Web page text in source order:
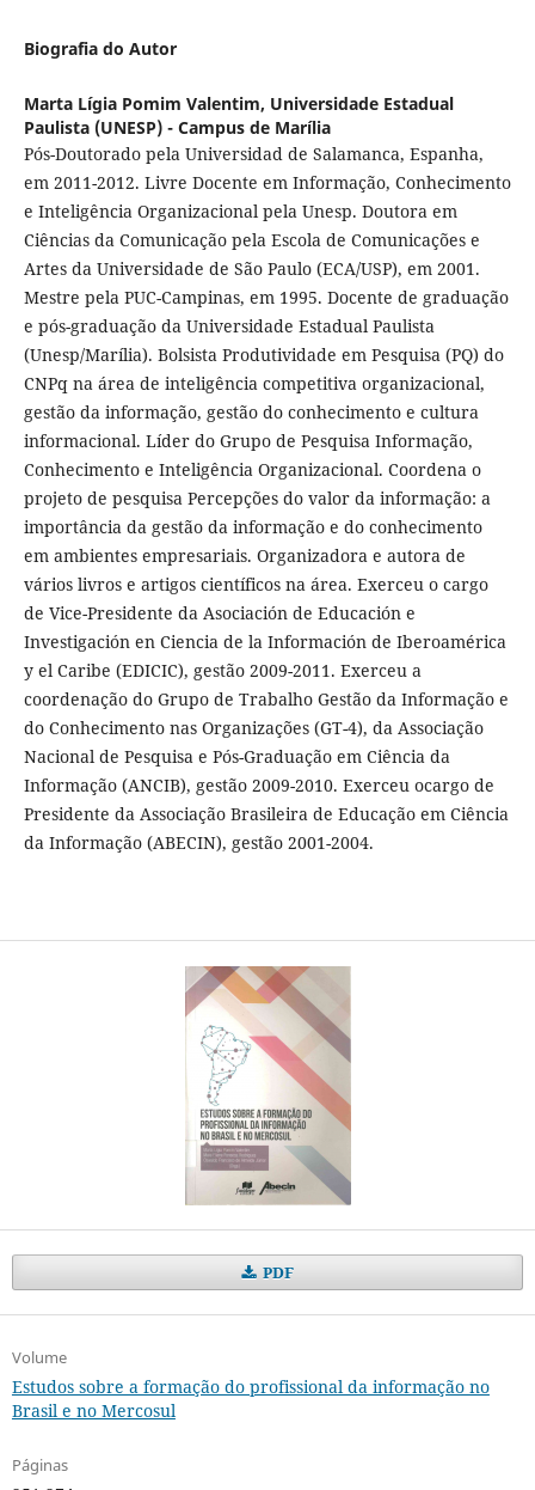
Biografia do Autor
Marta Lígia Pomim Valentim, Universidade Estadual
Paulista (UNESP) - Campus de Marília
Pós-Doutorado pela Universidad de Salamanca, Espanha,
em 2011-2012. Livre Docente em Informação, Conhecimento
e Inteligência Organizacional pela Unesp. Doutora em
Ciências da Comunicação pela Escola de Comunicações e
Artes da Universidade de São Paulo (ECA/USP), em 2001.
Mestre pela PUC-Campinas, em 1995. Docente de graduação
e pós-graduação da Universidade Estadual Paulista
(Unesp/Marília). Bolsista Produtividade em Pesquisa (PQ) do
CNPq na área de inteligência competitiva organizacional,
gestão da informação, gestão do conhecimento e cultura
informacional. Líder do Grupo de Pesquisa Informação,
Conhecimento e Inteligência Organizacional. Coordena o
projeto de pesquisa Percepções do valor da informação: a
importância da gestão da informação e do conhecimento
em ambientes empresariais. Organizadora e autora de
vários livros e artigos científicos na área. Exerceu o cargo
de Vice-Presidente da Asociación de Educación e
Investigación en Ciencia de la Información de Iberoamérica
y el Caribe (EDICIC), gestão 2009-2011. Exerceu a
coordenação do Grupo de Trabalho Gestão da Informação e
do Conhecimento nas Organizações (GT-4), da Associação
Nacional de Pesquisa e Pós-Graduação em Ciência da
Informação (ANCIB), gestão 2009-2010. Exerceu ocargo de
Presidente da Associação Brasileira de Educação em Ciência
da Informação (ABECIN), gestão 2001-2004.
PDF
Volume
Estudos sobre a formação do profissional da informação no
Brasil e no Mercosul
Páginas